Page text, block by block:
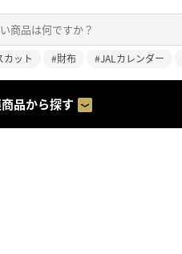
カット #財布 #JALカレンダー
品から探す